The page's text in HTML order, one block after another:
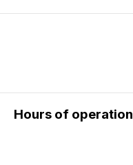
Hours of operation